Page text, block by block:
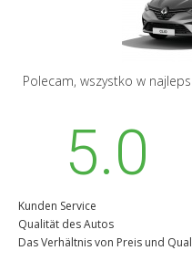
Polecam, wszystko w
5.0
Kunden Service
Qualität des Autos
Das Verhältnis von Preis und